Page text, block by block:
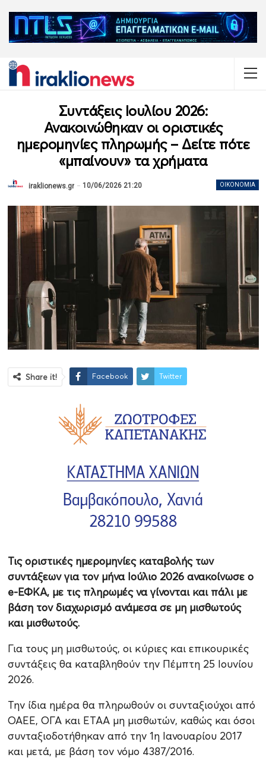
Συντάξεις Ιουλίου 2026:
Ανακοινώθηκαν οι οριστικές
ημερομηνίες πληρωμής – Δείτε πότε
«μπαίνουν» τα χρήματα
ΟΙΚΟΝΟΜΊΑ
iraklionews.gr 10/06/2026 21:20
Share it! Facebook Twitter
Τις οριστικές ημερομηνίες καταβολής των
συντάξεων για τον μήνα Ιούλιο 2026 ανακοίνωσε ο
e-ΕΦΚΑ, με τις πληρωμές να γίνονται και πάλι με
βάση τον διαχωρισμό ανάμεσα σε μη μισθωτούς
και μισθωτούς.
Για τους μη μισθωτούς, οι κύριες και επικουρικές
συντάξεις θα καταβληθούν την Πέμπτη 25 Ιουνίου
2026.
Την ίδια ημέρα θα πληρωθούν οι συνταξιούχοι από
ΟΑΕΕ, ΟΓΑ και ΕΤΑΑ μη μισθωτών, καθώς και όσοι
συνταξιοδοτήθηκαν από την 1η Ιανουαρίου 2017
και μετά, με βάση τον νόμο 4387/2016.